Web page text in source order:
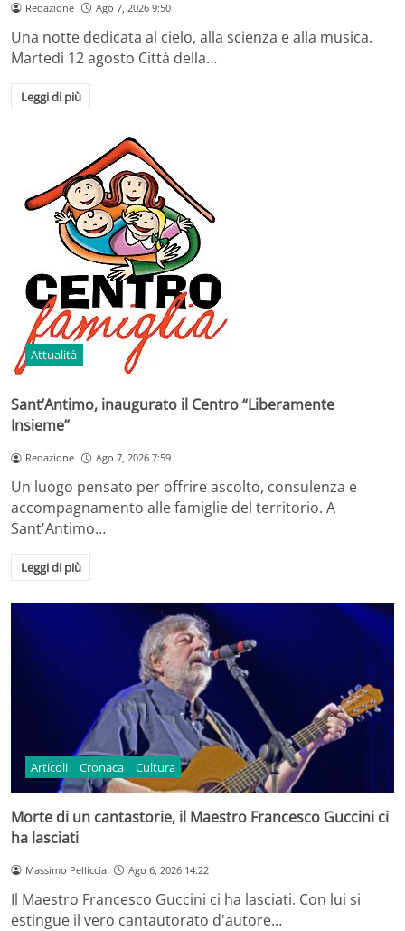
Redazione Ago 7, 2026 9:50
Una notte dedicata al cielo, alla scienza e alla musica.
Martedì 12 agosto Città della…
Leggi di più
Attualità
Sant’Antimo, inaugurato il Centro “Liberamente
Insieme”
Redazione Ago 7, 2026 7:59
Un luogo pensato per offrire ascolto, consulenza e
accompagnamento alle famiglie del territorio. A
Sant'Antimo…
Leggi di più
Articoli Cronaca Cultura
Morte di un cantastorie, il Maestro Francesco Guccini ci
ha lasciati
Massimo Pelliccia Ago 6, 2026 14:22
Il Maestro Francesco Guccini ci ha lasciati. Con lui si
estingue il vero cantautorato d'autore…